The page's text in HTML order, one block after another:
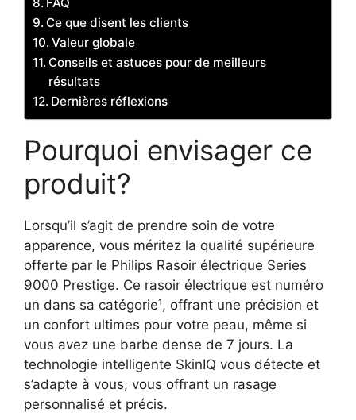
Ce que disent les clients
Valeur globale
Conseils et astuces pour de meilleurs
résultats
Dernières réflexions
Pourquoi envisager ce
produit?
Lorsqu’il s’agit de prendre soin de votre
apparence, vous méritez la qualité supérieure
offerte par le Philips Rasoir électrique Series
9000 Prestige. Ce rasoir électrique est numéro
un dans sa catégorie¹, offrant une précision et
un confort ultimes pour votre peau, même si
vous avez une barbe dense de 7 jours. La
technologie intelligente SkinIQ vous détecte et
s’adapte à vous, vous offrant un rasage
personnalisé et précis.